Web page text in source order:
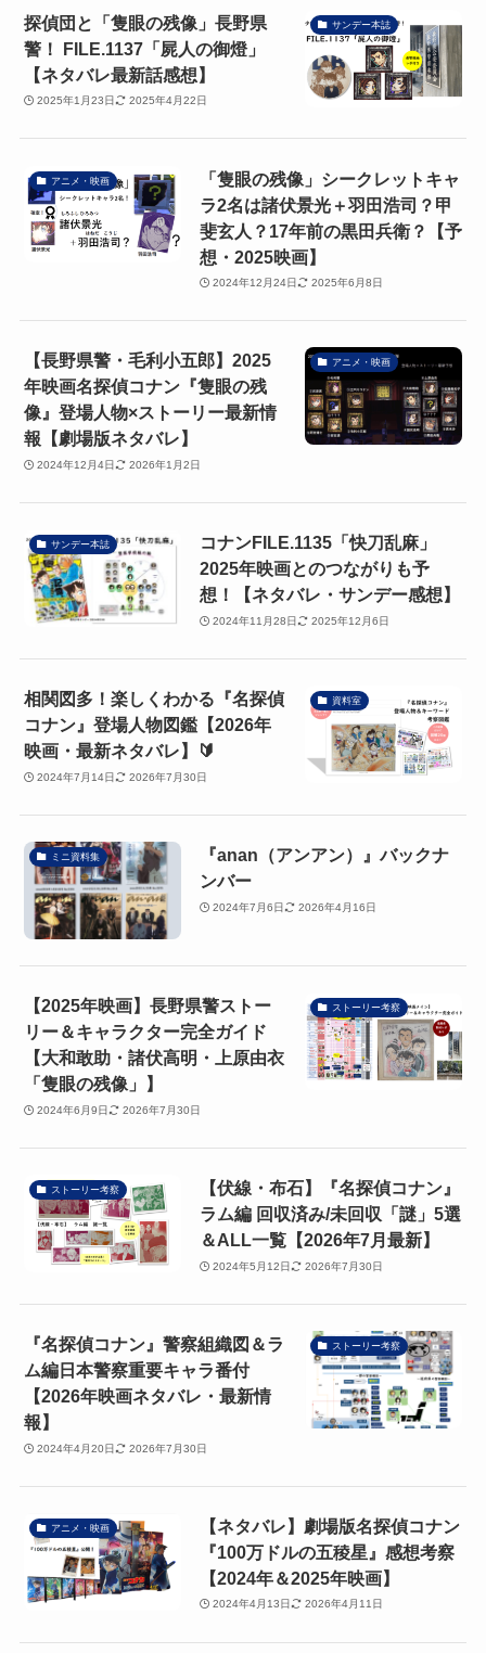
サンデー本誌
探偵団と「隻眼の残像」長野県
警！ FILE.1137「屍人の御燈」
【ネタバレ最新話感想】
2025年1月23日 2025年4月22日
アニメ・映画
「隻眼の残像」シークレットキャ
ラ2名は諸伏景光＋羽田浩司？甲
斐玄人？17年前の黒田兵衛？【予
想・2025映画】
2024年12月24日 2025年6月8日
アニメ・映画
【長野県警・毛利小五郎】2025
年映画名探偵コナン『隻眼の残
像』登場人物×ストーリー最新情
報【劇場版ネタバレ】
2024年12月4日 2026年1月2日
サンデー本誌
コナンFILE.1135「快刀乱麻」
2025年映画とのつながりも予
想！【ネタバレ・サンデー感想】
2024年11月28日 2025年12月6日
資料室
相関図多！楽しくわかる『名探偵
コナン』登場人物図鑑【2026年
映画・最新ネタバレ】🔰
2024年7月14日 2026年7月30日
ミニ資料集
『anan（アンアン）』バックナ
ンバー
2024年7月6日 2026年4月16日
ストーリー考察
【2025年映画】長野県警ストー
リー＆キャラクター完全ガイド
【大和敢助・諸伏高明・上原由衣
「隻眼の残像」】
2024年6月9日 2026年7月30日
ストーリー考察
【伏線・布石】『名探偵コナン』
ラム編 回収済み/未回収「謎」5選
＆ALL一覧【2026年7月最新】
2024年5月12日 2026年7月30日
ストーリー考察
『名探偵コナン』警察組織図＆ラ
ム編日本警察重要キャラ番付
【2026年映画ネタバレ・最新情
報】
2024年4月20日 2026年7月30日
アニメ・映画
【ネタバレ】劇場版名探偵コナン
『100万ドルの五稜星』感想考察
【2024年＆2025年映画】
2024年4月13日 2026年4月11日